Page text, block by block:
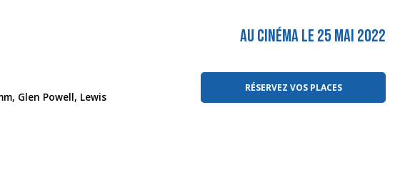
Glen Powell, Lewis
AU CINÉMA LE 25 MAI 2022
RÉSERVEZ VOS PLACES